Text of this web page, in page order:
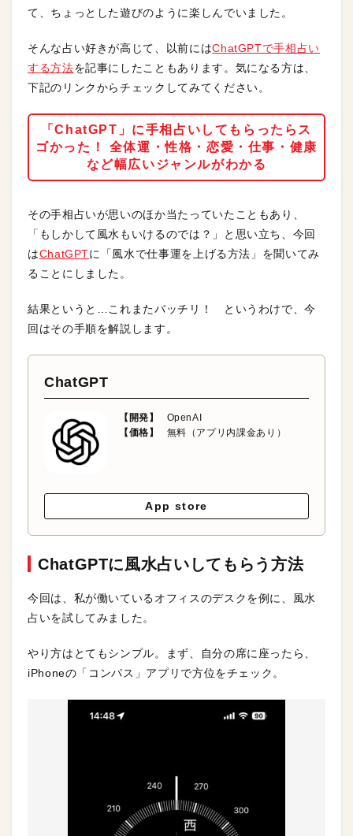
て、ちょっとした遊びのように楽しんでいました。
そんな占い好きが高じて、以前にはChatGPTで手相占い
する方法を記事にしたこともあります。気になる方は、
下記のリンクからチェックしてみてください。
「ChatGPT」に手相占いしてもらったらス
ゴかった！ 全体運・性格・恋愛・仕事・健康
など幅広いジャンルがわかる
その手相占いが思いのほか当たっていたこともあり、
「もしかして風水もいけるのでは？」と思い立ち、今回
はChatGPTに「風水で仕事運を上げる方法」を聞いてみ
ることにしました。
結果というと…これまたバッチリ！ というわけで、今
回はその手順を解説します。
ChatGPT
【開発】
OpenAI
【価格】
無料（アプリ内課金あり）
App store
ChatGPTに風水占いしてもらう方法
今回は、私が働いているオフィスのデスクを例に、風水
占いを試してみました。
やり方はとてもシンプル。まず、自分の席に座ったら、
iPhoneの「コンパス」アプリで方位をチェック。